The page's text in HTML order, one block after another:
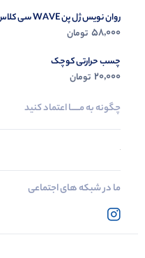
روان نویس ژل پن WAVE سی کلاس-آبی
58,000 تومان
چسب حرارتی کوچک
20,000 تومان
چگونه به مــــــا اعتماد کنید
ما در شبکه های اجتماعی